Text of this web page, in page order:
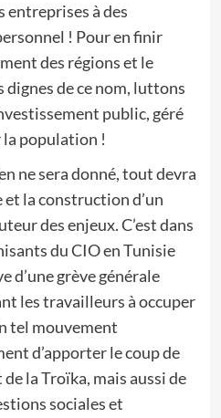
entreprises à des
! Pour en finir
des régions et le
dignes de ce nom, luttons
public, géré
population !
ne sera donné, tout devra
la construction d’un
des enjeux. C’est dans
du CIO en Tunisie
d’une grève générale
les travailleurs à occuper
tel mouvement
d’apporter le coup de
la Troïka, mais aussi de
sociales et